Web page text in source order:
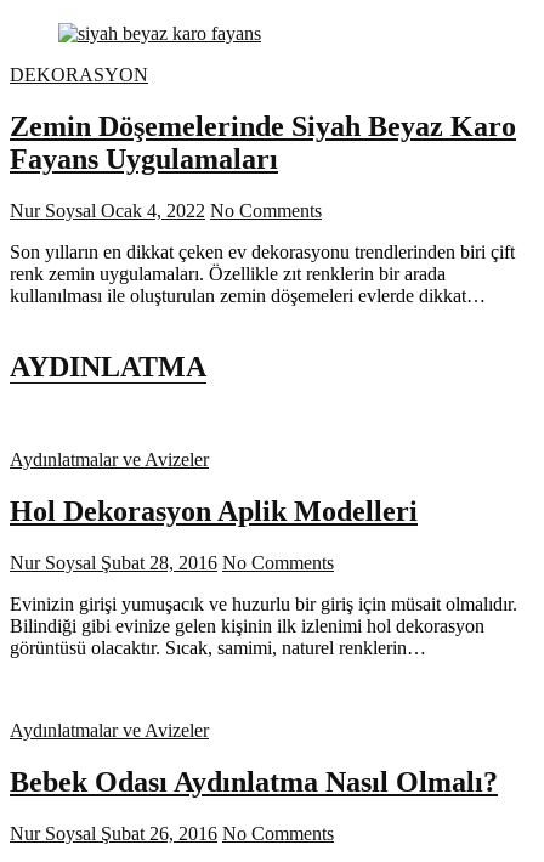
DEKORASYON
Zemin Döşemelerinde Siyah Beyaz Karo
Fayans Uygulamaları
Nur Soysal Ocak 4, 2022 No Comments
Son yılların en dikkat çeken ev dekorasyonu trendlerinden biri çift
renk zemin uygulamaları. Özellikle zıt renklerin bir arada
kullanılması ile oluşturulan zemin döşemeleri evlerde dikkat…
AYDINLATMA
Aydınlatmalar ve Avizeler
Hol Dekorasyon Aplik Modelleri
Nur Soysal Şubat 28, 2016 No Comments
Evinizin girişi yumuşacık ve huzurlu bir giriş için müsait olmalıdır.
Bilindiği gibi evinize gelen kişinin ilk izlenimi hol dekorasyon
görüntüsü olacaktır. Sıcak, samimi, naturel renklerin…
Aydınlatmalar ve Avizeler
Bebek Odası Aydınlatma Nasıl Olmalı?
Nur Soysal Şubat 26, 2016 No Comments